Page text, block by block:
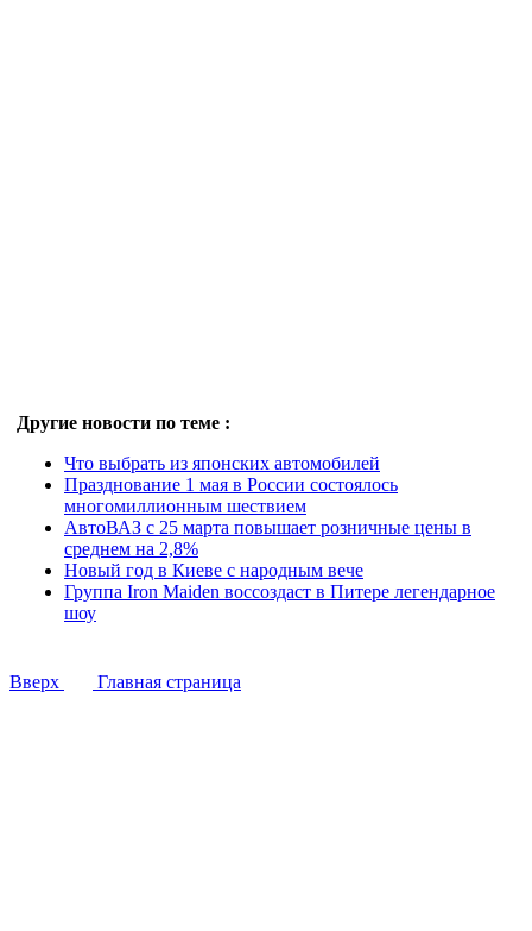
Другие новости по теме :
Что выбрать из японских автомобилей
Празднование 1 мая в России состоялось
многомиллионным шествием
АвтоВАЗ с 25 марта повышает розничные цены в
среднем на 2,8%
Новый год в Киеве с народным вече
Группа Iron Maiden воссоздаст в Питере легендарное
шоу
Вверх Главная страница